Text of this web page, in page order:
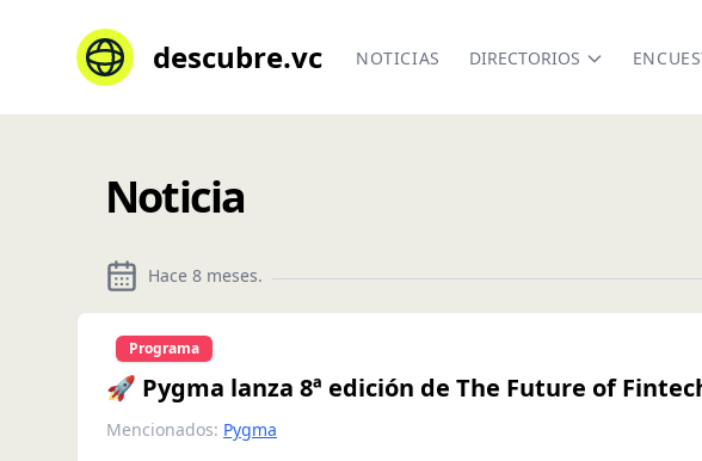
descubre.vc NOTICIAS DIRECTORIOS
Noticia
Hace 8 meses.
Programa
🚀 Pygma lanza 8ª edición de The Future of
Mencionados: Pygma